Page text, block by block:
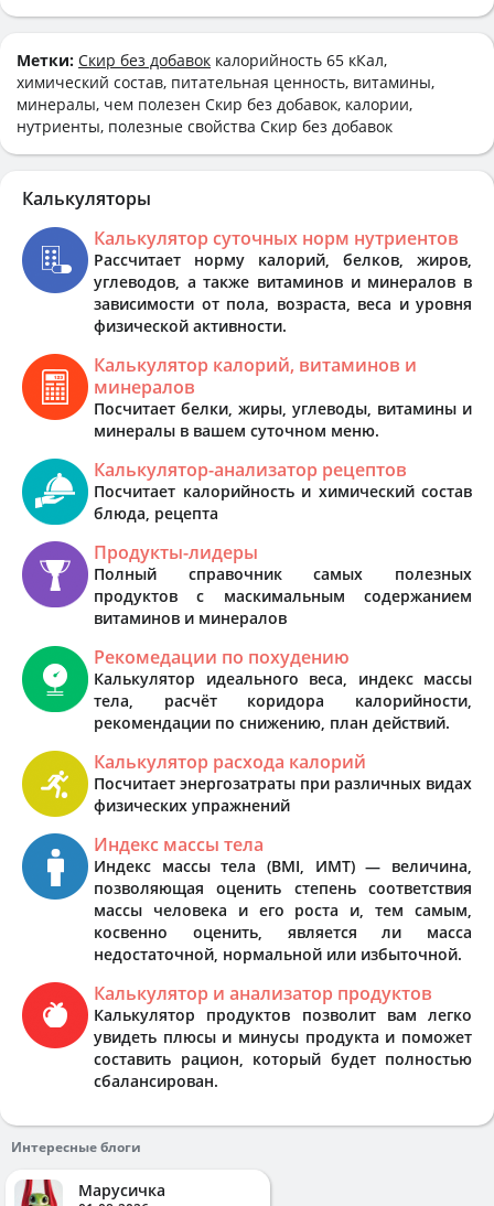
Метки: Скир без добавок калорийность 65 кКал,
химический состав, питательная ценность, витамины,
минералы, чем полезен Скир без добавок, калории,
нутриенты, полезные свойства Скир без добавок
Калькуляторы
Калькулятор суточных норм нутриентов
Рассчитает норму калорий, белков, жиров,
углеводов, а также витаминов и минералов в
зависимости от пола, возраста, веса и уровня
физической активности.
Калькулятор калорий, витаминов и
минералов
Посчитает белки, жиры, углеводы, витамины и
минералы в вашем суточном меню.
Калькулятор-анализатор рецептов
Посчитает калорийность и химический состав
блюда, рецепта
Продукты-лидеры
Полный справочник самых полезных
продуктов с маскимальным содержанием
витаминов и минералов
Рекомедации по похудению
Калькулятор идеального веса, индекс массы
тела, расчёт коридора калорийности,
рекомендации по снижению, план действий.
Калькулятор расхода калорий
Посчитает энергозатраты при различных видах
физических упражнений
Индекс массы тела
Индекс массы тела (BMI, ИМТ) — величина,
позволяющая оценить степень соответствия
массы человека и его роста и, тем самым,
косвенно оценить, является ли масса
недостаточной, нормальной или избыточной.
Калькулятор и анализатор продуктов
Калькулятор продуктов позволит вам легко
увидеть плюсы и минусы продукта и поможет
составить рацион, который будет полностью
сбалансирован.
Интересные блоги
Марусичка